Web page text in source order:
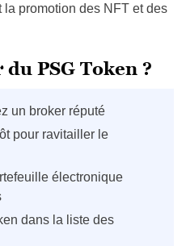
promotion des NFT et des
PSG Token ?
un broker réputé
pour ravitailler le
électronique
dans la liste des